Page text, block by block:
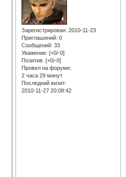
Зарегистрирован: 2010-11-23
Приглашений: 0
Сообщений: 33
Уважение: [+0/-0]
Позитив: [+0/-0]
Провел на форуме:
2 часа 29 минут
Последний визит:
2010-11-27 20:08:42